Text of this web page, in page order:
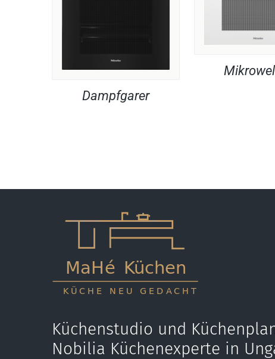
Dampfgarer
Küchenstudio und
Nobilia Küchenexperte in